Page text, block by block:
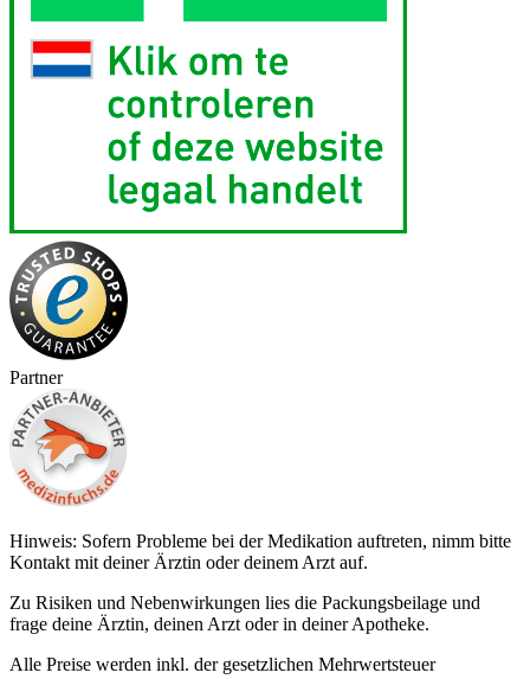
Partner
Hinweis: Sofern Probleme bei der Medikation auftreten, nimm bitte
Kontakt mit deiner Ärztin oder deinem Arzt auf.
Zu Risiken und Nebenwirkungen lies die Packungsbeilage und
frage deine Ärztin, deinen Arzt oder in deiner Apotheke.
Alle Preise werden inkl. der gesetzlichen Mehrwertsteuer